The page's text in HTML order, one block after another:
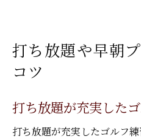
打ち放題や早朝
コツ
打ち放題が充実した
打ち放題が充実したゴルフ